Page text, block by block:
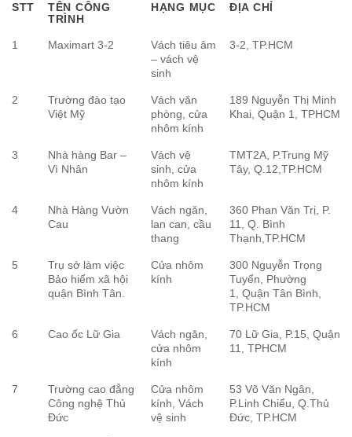
STT
TÊN CÔNG
TRÌNH
HẠNG MỤC ĐỊA CHỈ
1 Maximart 3-2
Vách tiêu âm
– vách vệ
sinh
3-2, TP.HCM
2
Trường đào tạo
Việt Mỹ
Vách văn
phòng, cửa
nhôm kính
189 Nguyễn Thị Minh
Khai, Quận 1, TPHCM
3
Nhà hàng Bar –
Vì Nhân
Vách vệ
sinh, cửa
nhôm kính
TMT2A, P.Trung Mỹ
Tây, Q.12,TP.HCM
4
Nhà Hàng Vườn
Cau
Vách ngăn,
lan can, cầu
thang
360 Phan Văn Trị, P.
11, Q. Bình
Thạnh,TP.HCM
5
Trụ sở làm việc
Bảo hiểm xã hội
quận Bình Tân.
Cửa nhôm
kính
300 Nguyễn Trọng
Tuyển, Phường
1, Quận Tân Bình,
TP.HCM
6 Cao ốc Lữ Gia
Vách ngăn,
cửa nhôm
kính
70 Lữ Gia, P.15, Quận
11, TPHCM
7
Trường cao đẳng
Công nghệ Thủ
Đức
Cửa nhôm
kính, Vách
vệ sinh
53 Võ Văn Ngân,
P.Linh Chiểu, Q.Thủ
Đức, TP.HCM